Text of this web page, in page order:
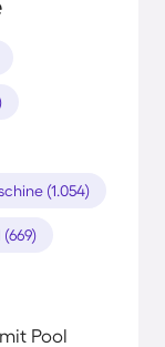
(1.054)
Pool